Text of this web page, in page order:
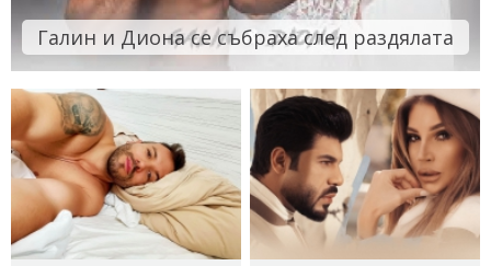
Галин и Диона се събраха след раздялата